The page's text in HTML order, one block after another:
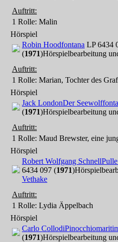
Auftritt:
1 Rolle: Malin
Hörspiel
Robin Hoodfontana LP 6434
(1971)Hörspielbearbeitung
Auftritt:
1 Rolle: Marian, Tochter des
Hörspiel
Jack LondonDer Seewolf
(1971)Hörspielbearbeitung
Auftritt:
1 Rolle: Maud Brewster, eine
Hörspiel
Robert Wolfgang Schnell
6434 097 (1971)
Vethake
Auftritt:
1 Rolle: Lydia Äppelbach
Hörspiel
Carlo CollodiPinocchio
(1971)Hörspielbearbeitung